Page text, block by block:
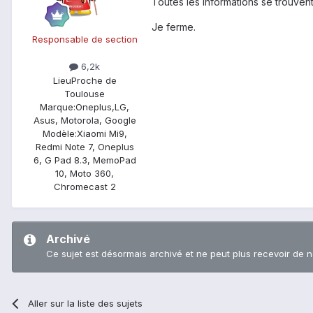
Responsable de section
6,2k
LieuProche de
Toulouse
Marque:Oneplus,LG,
Asus, Motorola, Google
Modèle:Xiaomi Mi9,
Redmi Note 7, Oneplus
6, G Pad 8.3, MemoPad
10, Moto 360,
Chromecast 2
Je ferme.
Archivé
Ce sujet est désormais archivé et ne peut plus recevoir de
Aller sur la liste des sujets